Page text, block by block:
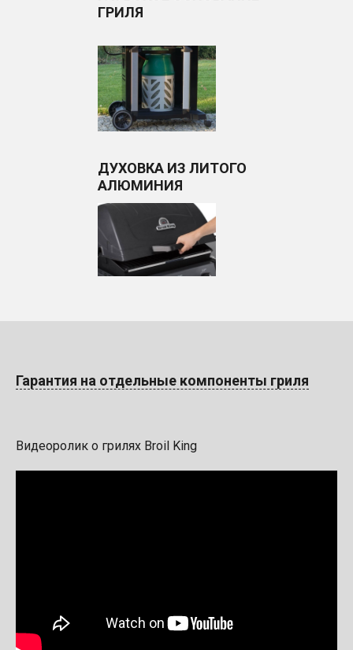
ГРИЛЯ
ДУХОВКА ИЗ ЛИТОГО
АЛЮМИНИЯ
Гарантия на отдельные компоненты гриля
Видеоролик о грилях Broil King